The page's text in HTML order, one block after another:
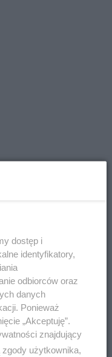
dostęp i
identyfikatory,
odbiorców oraz
danych
Ponieważ
„Akceptuję”.
znajdujący
użytkownika,